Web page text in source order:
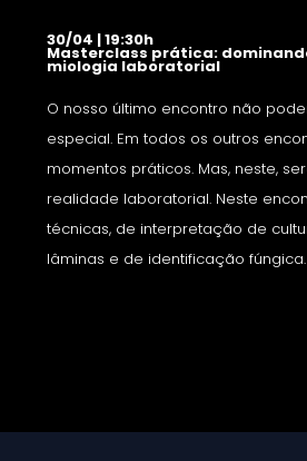
30/04 | 19:30h
Masterclass prática:
miologia laboratorial
O nosso último encontro não
especial. Em todos os outros
momentos práticos. Mas, neste,
realidade laboratorial. Neste
técnicas, de interpretação de
lâminas e de identificação fúngica.